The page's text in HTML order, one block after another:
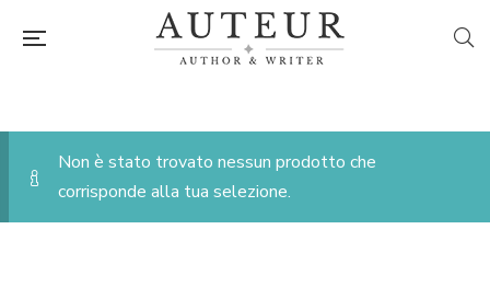
Non è stato trovato nessun prodotto che
corrisponde alla tua selezione.